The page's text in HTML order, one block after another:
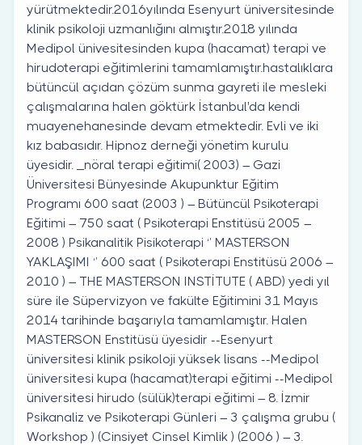
yürütmektedir.2016yılında Esenyurt üniversitesinde
klinik psikoloji uzmanlığını almıştır.2018 yılında
Medipol ünivesitesinden kupa (hacamat) terapi ve
hirudoterapi eğitimlerini tamamlamıştır.hastalıklara
bütüncül açıdan çözüm sunma gayreti ile mesleki
çalışmalarına halen göktürk İstanbul'da kendi
muayenehanesinde devam etmektedir. Evli ve iki
kız babasıdır. Hipnoz derneği yönetim kurulu
üyesidir. _nöral terapi eğitimi( 2003) – Gazi
Üniversitesi Bünyesinde Akupunktur Eğitim
Programı 600 saat (2003 ) – Bütüncül Psikoterapi
Eğitimi – 750 saat ( Psikoterapi Enstitüsü 2005 –
2008 ) Psikanalitik Pisikoterapi ‘’ MASTERSON
YAKLAŞIMI ‘’ 600 saat ( Psikoterapi Enstitüsü 2006 –
2010 ) – THE MASTERSON INSTİTUTE ( ABD) yedi yıl
süre ile Süpervizyon ve fakülte Eğitimini 31 Mayıs
2014 tarihinde başarıyla tamamlamıştır. Halen
MASTERSON Enstitüsü üyesidir --Esenyurt
üniversitesi klinik psikoloji yüksek lisans --Medipol
üniversitesi kupa (hacamat)terapi eğitimi --Medipol
üniversitesi hirudo (sülük)terapi eğitimi – 8. İzmir
Psikanaliz ve Psikoterapi Günleri – 3 çalışma grubu (
Workshop ) (Cinsiyet Cinsel Kimlik ) (2006 ) – 3.